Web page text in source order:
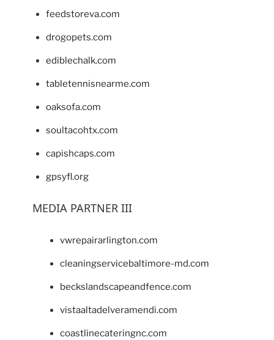
feedstoreva.com
drogopets.com
ediblechalk.com
tabletennisnearme.com
oaksofa.com
soultacohtx.com
capishcaps.com
gpsyfl.org
MEDIA PARTNER III
vwrepairarlington.com
cleaningservicebaltimore-md.com
beckslandscapeandfence.com
vistaaltadelveramendi.com
coastlinecateringnc.com